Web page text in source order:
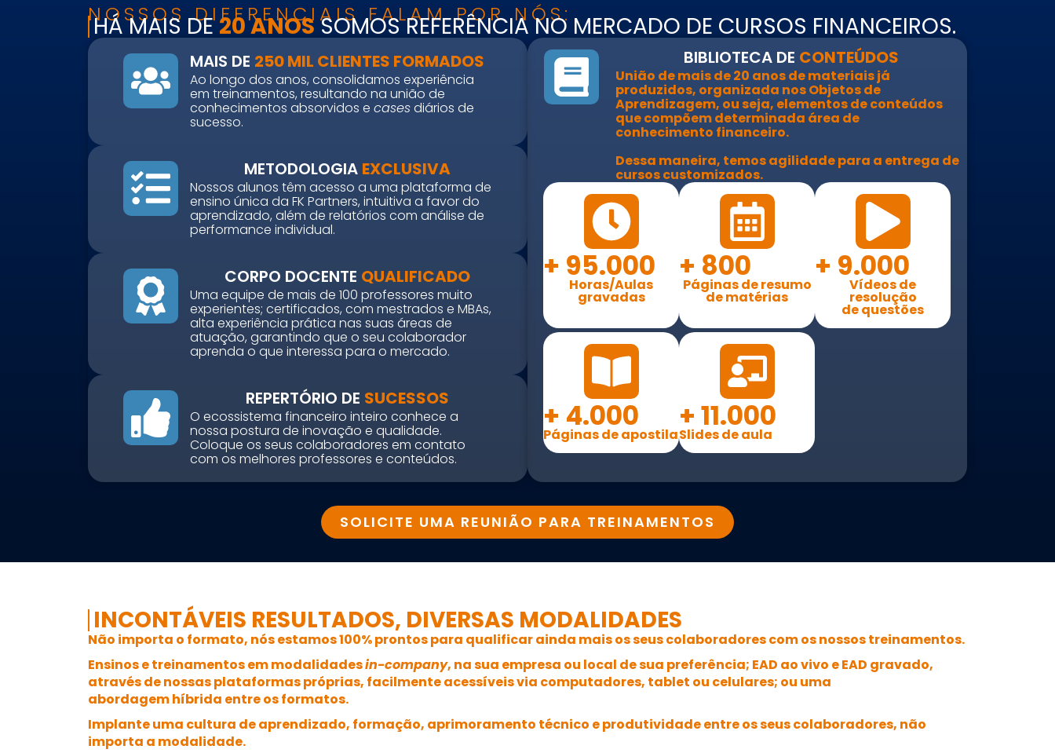
NOSSOS DIFERENCIAIS FALAM POR NÓS:
HÁ MAIS DE20 ANOS SOMOS REFERÊNCIA NO MERCADO DE CURSOS FINANCEIROS.
MAIS DE 250 MIL CLIENTES FORMADOS
Ao longo dos anos, consolidamos experiência
em treinamentos, resultando na união de
conhecimentos absorvidos e casesdiários de
sucesso.
METODOLOGIA EXCLUSIVA
Nossos alunos têm acesso a uma plataforma de
ensino única da FK Partners, intuitiva a favor do
aprendizado, além de relatórios com análise de
performance individual.
CORPO DOCENTE QUALIFICADO
Uma equipe de mais de 100 professores muito
experientes; certificados, com mestrados e MBAs,
alta experiência prática nas suas áreas de
atuação, garantindo que o seu colaborador
aprenda o que interessa para o mercado.
REPERTÓRIO DE SUCESSOS
O ecossistema financeiro inteiro conhece a
nossa postura de inovação e qualidade.
Coloque os seus colaboradores em contato
com os melhores professores e conteúdos.
BIBLIOTECA DE CONTEÚDOS
União de mais de 20 anos de materiais já
produzidos, organizada nos Objetos de
Aprendizagem, ou seja, elementos de conteúdos
que compõem determinada área de
conhecimento financeiro.
Dessa maneira, temos agilidade para a entrega de
cursos customizados.
+ 95.000
Horas/Aulas
gravadas
+ 800
Páginas de resumo
de matérias
+ 9.000
Vídeos de
resolução
de questões
+ 4.000
Páginas de apostila
+11.000
Slides de aula
SOLICITE UMA REUNIÃO PARA TREINAMENTOS
INCONTÁVEIS RESULTADOS, DIVERSAS MODALIDADES
Não importa o formato, nós estamos 100% prontos para qualificar ainda mais os seus colaboradores com os nossos treinamentos.
Ensinos e treinamentos em modalidadesin-company, na sua empresa ou local de sua preferência; EAD ao vivo eEAD gravado,
através de nossasplataformas próprias, facilmente acessíveis via computadores, tablet ou celulares; ou uma
abordagemhíbrida entre os formatos.
Implante uma cultura de aprendizado, formação, aprimoramento técnico e produtividade entre os seus colaboradores, não
importa a modalidade.